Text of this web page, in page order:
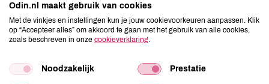
Odin.nl maakt gebruik van cookies
Met de vinkjes en instellingen kun je jouw cookievoorkeuren aanpassen. Klik
op “Accepteer alles” om akkoord te gaan met het gebruik van alle cookies,
zoals beschreven in onze cookieverklaring
Noodzakelijk Prestatie